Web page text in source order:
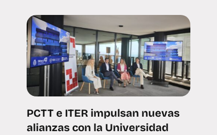
PCTT e ITER impulsan nuevas
alianzas con la Universidad